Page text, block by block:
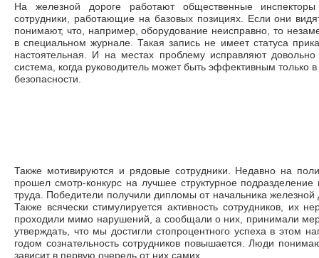
На железной дороге работают общественные
сотрудники, работающие на базовых позициях. Если они
понимают, что, например, оборудование неисправно, то
в специальном журнале. Такая запись не имеет статуса
настоятельная. И на местах проблему исправляют
система, когда руководитель может быть эффективным только
безопасности.
Также мотивируются и рядовые сотрудники. Недавно на
прошел смотр-конкурс на лучшее структурное подразделение
труда. Победители получили дипломы от начальника
Также всячески стимулируется активность сотрудников, их
проходили мимо нарушений, а сообщали о них, принимали
утверждать, что мы достигли стопроцентного успеха в этом
годом сознательность сотрудников повышается. Люди
зависит в первую очередь от них самих.